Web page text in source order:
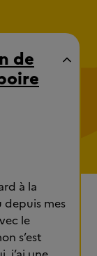
de
à la
depuis mes
le
s’est